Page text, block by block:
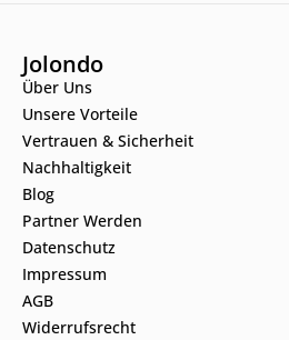
Jolondo
Über Uns
Unsere Vorteile
Vertrauen & Sicherheit
Nachhaltigkeit
Blog
Partner Werden
Datenschutz
Impressum
AGB
Widerrufsrecht